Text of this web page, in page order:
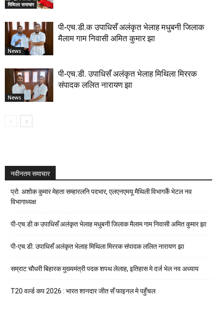
मिथिला समाचार
News
पी-एच.डी.क उपाधिसँ अलंकृत भेलाह मधुबनी जिलाक
मैलाम गाम निवासी अमित कुमार झा
News
पी-एच.डी. उपाधिसँ अलंकृत भेलाह मिथिला मिररक
संपादक ललित नारायण झा
नवीनतम समाचार
प्रो. अशोक कुमार मेहता सम्हारलनि पदभार, एलएनएमयू मैथिली विभागकेँ भेटल नव
विभागाध्यक्ष
पी-एच.डी.क उपाधिसँ अलंकृत भेलाह मधुबनी जिलाक मैलाम गाम निवासी अमित कुमार झा
पी-एच.डी. उपाधिसँ अलंकृत भेलाह मिथिला मिररक संपादक ललित नारायण झा
सम्राट चौधरी बिहारक मुख्यमंत्री पदक शपथ लेलाह, इतिहास मे दर्ज भेल नव अध्याय
T20 वर्ल्ड कप 2026 : भारत शानदार जीत सँ फाइनल मे पहुँचल